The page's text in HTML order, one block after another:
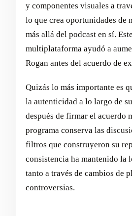
y componentes visuales a
lo que crea oportunidades de
más allá del podcast en sí.
multiplataforma ayudó a
Rogan antes del acuerdo de
Quizás lo más importante es
la autenticidad a lo largo de
después de firmar el acuerdo
programa conserva las
filtros que construyeron su
consistencia ha mantenido la
tanto a través de cambios de
controversias.